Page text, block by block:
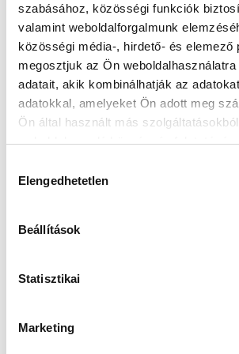
szabásához, közösségi funkciók
valamint weboldalforgalmunk
közösségi média-, hirdető- és elemező
megosztjuk az Ön
adatait, akik kombinálhatják az
adatokkal, amelyeket Ön adott meg
Ön által használt más
weboldalon való böngészés
kiválasztása
Elengedhetetlen
Beállítások
Statisztikai
Marketing
U18-AS BAJNOKCSAPAT